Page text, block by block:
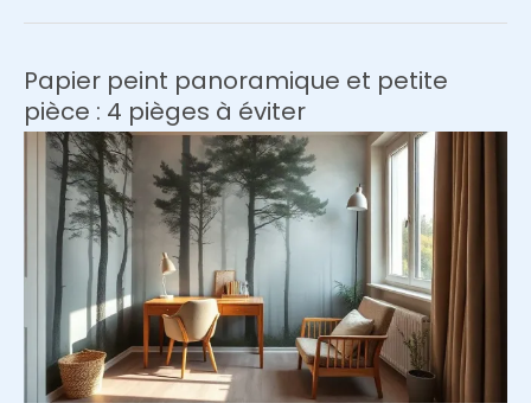
un
bon
canapé
convertible
Papier peint panoramique et petite
pièce : 4 pièges à éviter